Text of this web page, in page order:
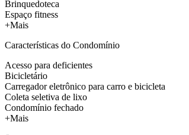
Brinquedoteca
Espaço fitness
+Mais
Características do Condomínio
Acesso para deficientes
Bicicletário
Carregador eletrônico para carro e bicicleta
Coleta seletiva de lixo
Condomínio fechado
+Mais